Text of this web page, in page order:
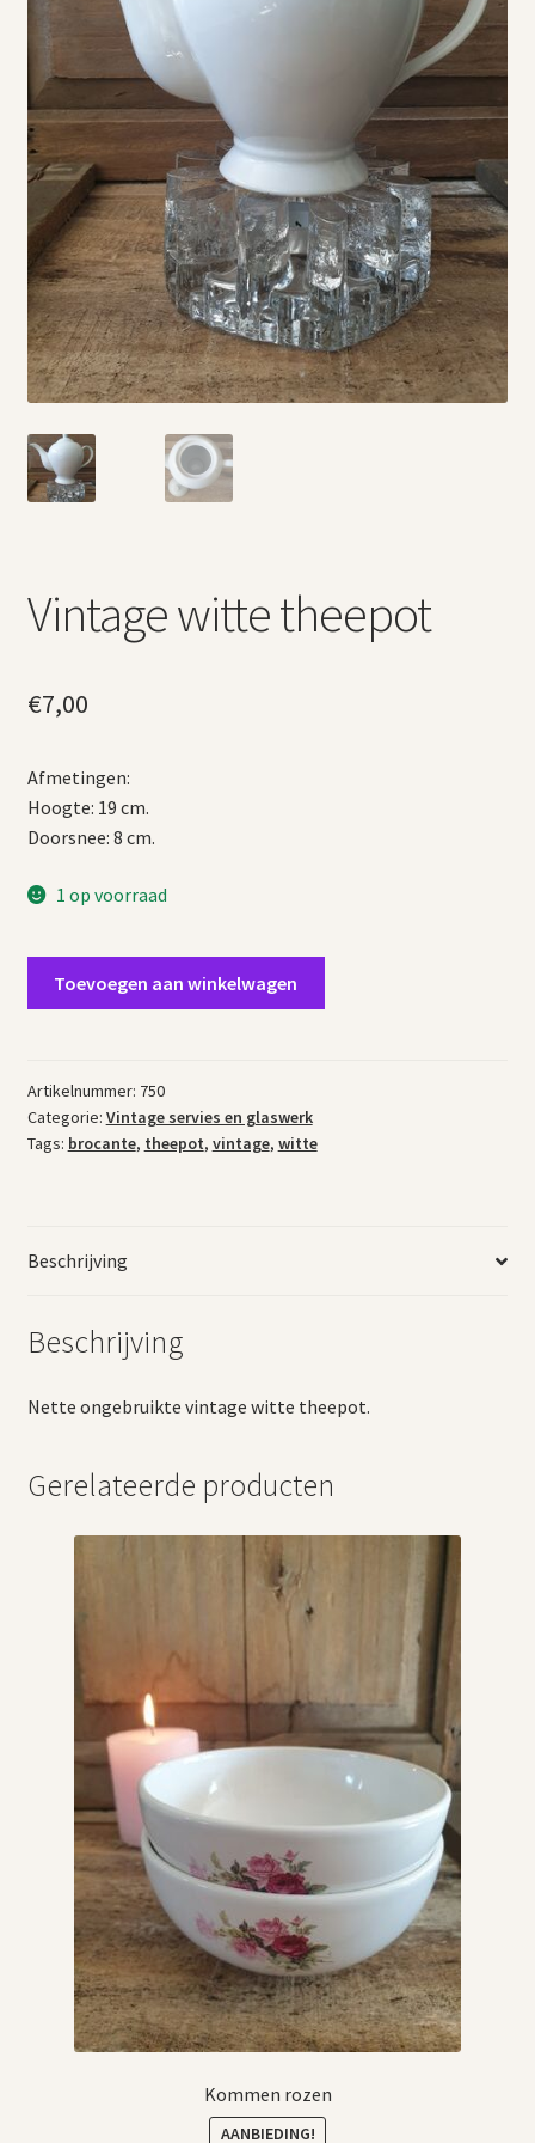
Vintage boeken en strips
Vintage witte theepot
€7,00
Afmetingen:
Hoogte: 19 cm.
Doorsnee: 8 cm.
1 op voorraad
Toevoegen aan winkelwagen
Artikelnummer: 750
Categorie: Vintage servies en glaswerk
Tags: brocante, theepot, vintage, witte
Beschrijving
Beschrijving
Nette ongebruikte vintage witte theepot.
Gerelateerde producten
Kommen rozen
AANBIEDING!